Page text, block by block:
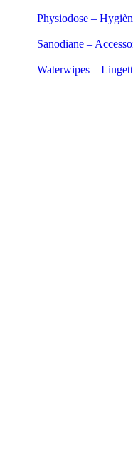
Physiodose –
Sanodiane –
Waterwipes –